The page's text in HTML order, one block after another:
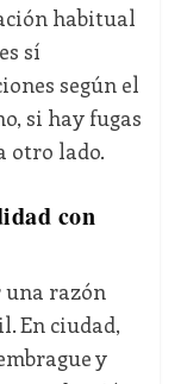
habitual
sí
según el
si hay fugas
otro lado.
con
una razón
En ciudad,
y